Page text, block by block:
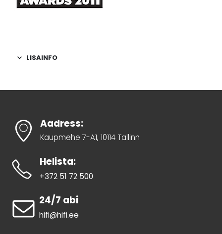
LISAINFO
Aadress:
Kaupmehe 7-A1, 10114 Tallinn
Helista:
+372 51 72 500
24/7 abi
hifi@hifi.ee